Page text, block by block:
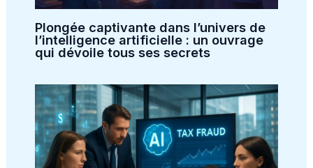
Plongée captivante dans l’univers de
l’intelligence artificielle : un ouvrage
qui dévoile tous ses secrets